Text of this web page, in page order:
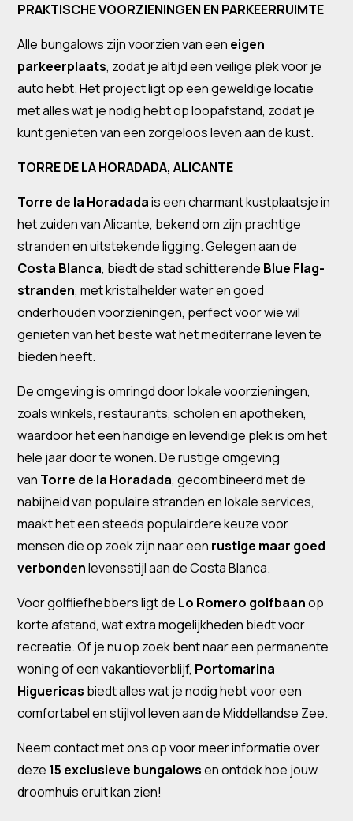
PRAKTISCHE VOORZIENINGEN EN PARKEERRUIMTE
Alle bungalows zijn voorzien van een eigen
parkeerplaats, zodat je altijd een veilige plek voor je
auto hebt. Het project ligt op een geweldige locatie
met alles wat je nodig hebt op loopafstand, zodat je
kunt genieten van een zorgeloos leven aan de kust.
TORRE DE LA HORADADA, ALICANTE
Torre de la Horadadais een charmant kustplaatsje in
het zuiden van Alicante, bekend om zijn prachtige
stranden en uitstekende ligging. Gelegen aan de
Costa Blanca, biedt de stad schitterende Blue Flag-
stranden, met kristalhelder water en goed
onderhouden voorzieningen, perfect voor wie wil
genieten van het beste wat het mediterrane leven te
bieden heeft.
De omgeving is omringd door lokale voorzieningen,
zoals winkels, restaurants, scholen en apotheken,
waardoor het een handige en levendige plek is om het
hele jaar door te wonen. De rustige omgeving
van Torre de la Horadada, gecombineerd met de
nabijheid van populaire stranden en lokale services,
maakt het een steeds populairdere keuze voor
mensen die op zoek zijn naar een rustige maar goed
verbondenlevensstijl aan de Costa Blanca.
Voor golfliefhebbers ligt de Lo Romero golfbaanop
korte afstand, wat extra mogelijkheden biedt voor
recreatie. Of je nu op zoek bent naar een permanente
woning of een vakantieverblijf, Portomarina
Higuericas biedt alles wat je nodig hebt voor een
comfortabel en stijlvol leven aan de Middellandse Zee.
Neem contact met ons op voor meer informatie over
deze 15 exclusieve bungalowsen ontdek hoe jouw
droomhuis eruit kan zien!